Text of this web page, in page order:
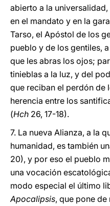
abierto a la
en el mandato y en la
Tarso, el Apóstol de los
pueblo y de los gentiles,
que les abras los ojos;
tinieblas a la luz, y del
que reciban el perdón de
herencia entre los
(Hch 26, 17-18).
7. La nueva Alianza, a la
humanidad, es también
20), y por eso el pueblo
una vocación
modo especial el último
Apocalipsis, que pone